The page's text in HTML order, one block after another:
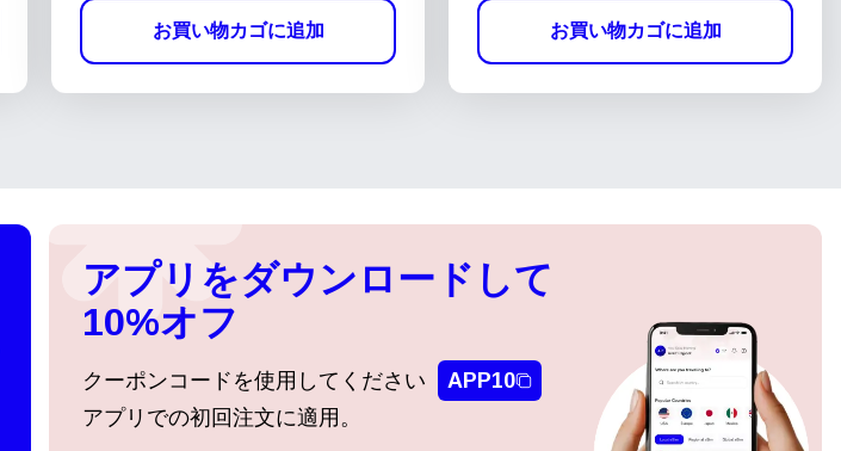
お買い物カゴに追加 お買い物カゴに追加
アプリをダウンロードして
10%オフ
クーポンコードを使用してください
APP10
アプリでの初回注文に適用。